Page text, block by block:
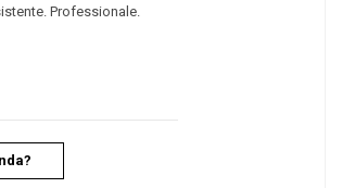
Professionale.